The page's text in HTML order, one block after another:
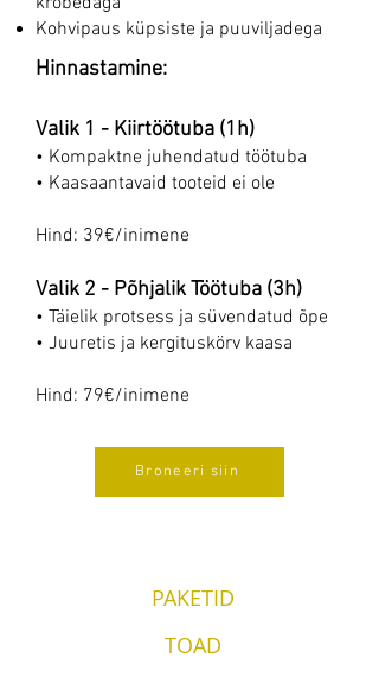
Kohvipaus küpsiste ja puuviljadega
Hinnastamine:
Valik 1 - Kiirtöötuba (1h)
• Kompaktne juhendatud töötuba
• Kaasaantavaid tooteid ei ole
Hind: 39€/inimene
Valik 2 - Põhjalik Töötuba (3h)
• Täielik protsess ja süvendatud õpe
• Juuretis ja kergituskörv kaasa
​Hind: 79€/inimene
Broneeri siin
PAKETID
TOAD